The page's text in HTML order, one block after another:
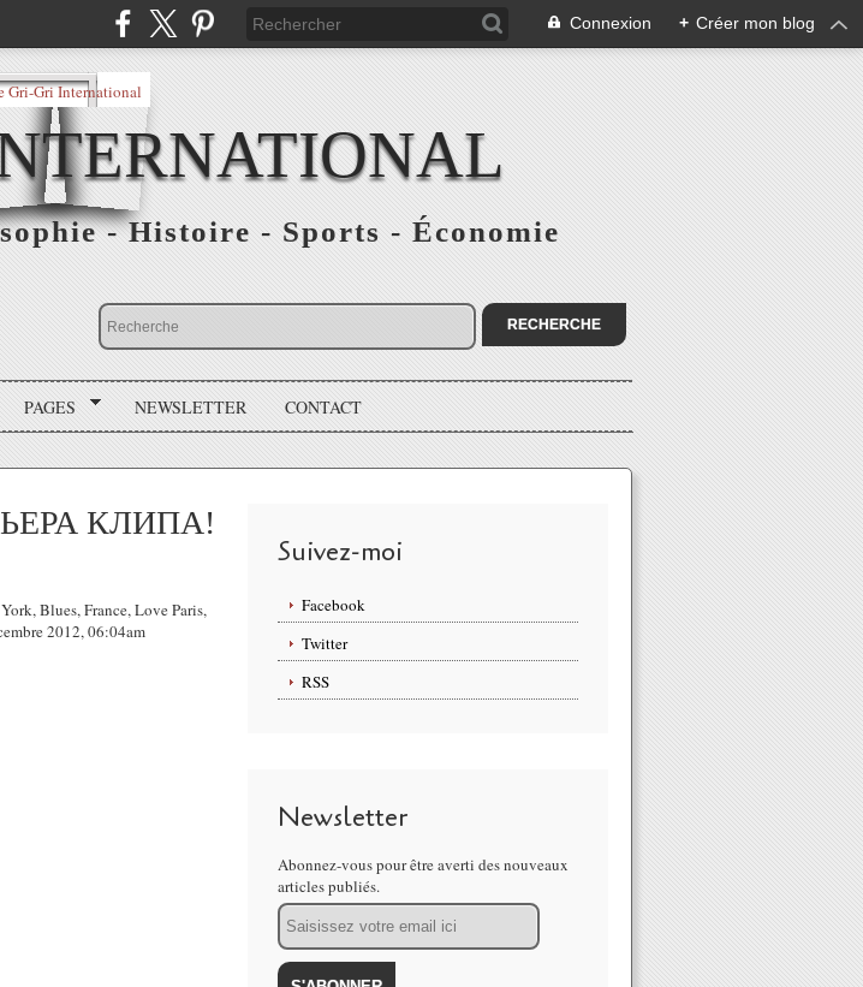
Connexion + Créer mon blog
- Histoire - Sports - Économie
PAGES NEWSLETTER CONTACT
КЛИПА!
Blues, France, Love Paris,
2012, 06:04am
Suivez-moi
Facebook
Twitter
RSS
Newsletter
Abonnez-vous pour être averti des nouveaux
articles publiés.
Email